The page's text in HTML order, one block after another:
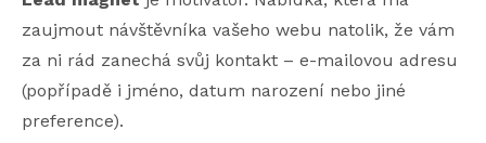
zaujmout návštěvníka vašeho webu natolik, že vám
za ni rád zanechá svůj kontakt – e-mailovou adresu
(popřípadě i jméno, datum narození nebo jiné
preference).